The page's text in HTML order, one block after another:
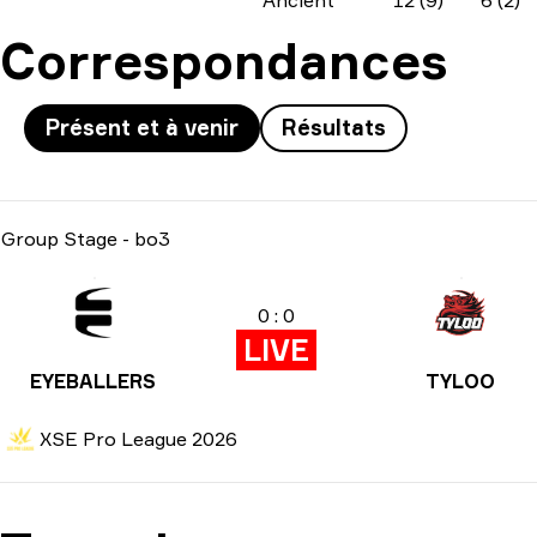
Correspondances
Présent et à venir Résultats
Group Stage - bo3
EYEBALLERS
0 : 0
LIVE
TYLOO
XSE Pro League 2026